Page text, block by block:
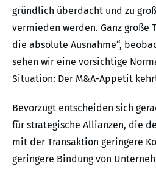
gründlich überdacht und zu
vermieden werden. Ganz große
die absolute Ausnahme“,
sehen wir eine vorsichtige
Situation: Der M&A-Appetit
Bevorzugt entscheiden sich
für strategische Allianzen, die
mit der Transaktion geringere
geringere Bindung von